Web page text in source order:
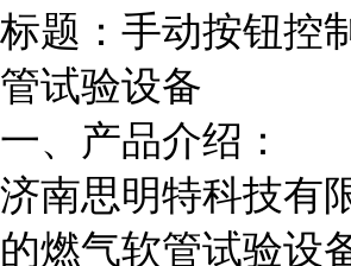
标题：手动按钮控
管试验设备
一、产品介绍：
济南思明特科技有
的燃气软管试验设